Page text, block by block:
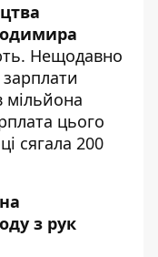
Нещодавно
цього
сягала 200
з рук